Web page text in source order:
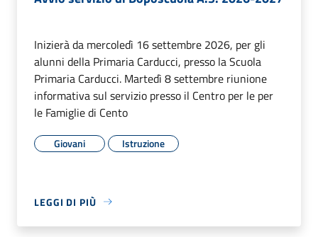
Inizierà da mercoledì 16 settembre 2026, per gli
alunni della Primaria Carducci, presso la Scuola
Primaria Carducci. Martedì 8 settembre riunione
informativa sul servizio presso il Centro per le per
le Famiglie di Cento
Giovani Istruzione
LEGGI DI PIÙ